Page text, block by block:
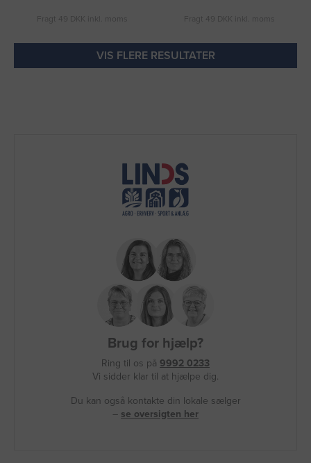
Fragt 49 DKK inkl. moms Fragt 49 DKK inkl. moms
VIS FLERE RESULTATER
Brug for hjælp?
Ring til os på 9992 0233
Vi sidder klar til at hjælpe dig.
Du kan også kontakte din lokale sælger
– se oversigten her